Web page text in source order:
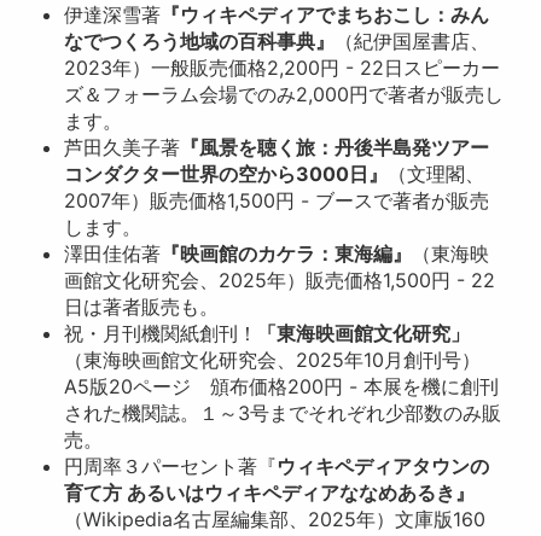
伊達深雪著 『ウィキペディアでまちおこし：みん
なでつくろう地域の百科事典』
（紀伊国屋書店、
2023年）一般販売価格2,200円 - 22日スピーカー
ズ＆フォーラム会場でのみ2,000円で著者が販売し
ます。
芦田久美子著 『風景を聴く旅：丹後半島発ツアー
コンダクター世界の空から3000日』
（文理閣、
2007年）販売価格1,500円 - ブースで著者が販売
します。
澤田佳佑著 『映画館のカケラ：東海編』
（東海映
画館文化研究会、2025年）販売価格1,500円 - 22
日は著者販売も。
祝・月刊機関紙創刊！
「東海映画館文化研究」
（東海映画館文化研究会、2025年10月創刊号）
A5版20ページ 頒布価格200円 - 本展を機に創刊
された機関誌。１～3号までそれぞれ少部数のみ販
売。
円周率３パーセント著『ウィキペディアタウンの
育て方 あるいはウィキペディアななめあるき』
（Wikipedia名古屋編集部、2025年）文庫版160